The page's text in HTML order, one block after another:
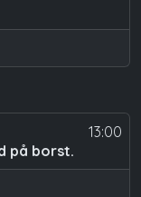
13:00
på borst.